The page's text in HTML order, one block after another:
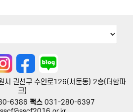
권선구 수인로126(서둔동) 2층(더함파
크)
6386 팩스 031-280-6397